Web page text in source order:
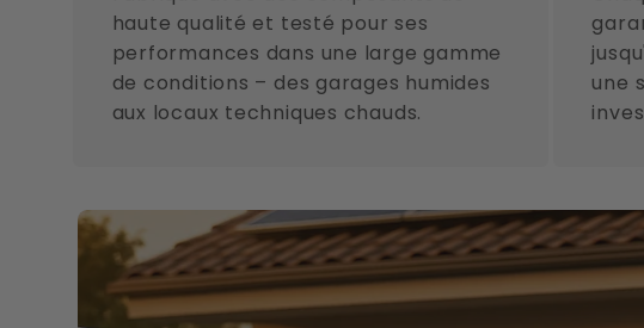
haute qualité et testé pour ses
performances dans une large gamme
de conditions – des garages humides
aux locaux techniques chauds.
une